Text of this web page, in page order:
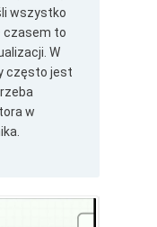
wszystko
czasem to
W
często jest
w